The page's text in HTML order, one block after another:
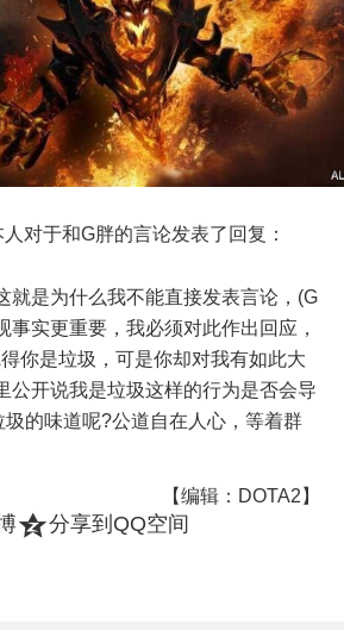
对于和G胖的言论发表了回复：
就是为什么我不能直接发表言论，(G
事实更重要，我必须对此作出回应，
你是垃圾，可是你却对我有如此大
公开说我是垃圾这样的行为是否会导
的味道呢?公道自在人心，等着群
【编辑：DOTA2】
z分享到QQ空间